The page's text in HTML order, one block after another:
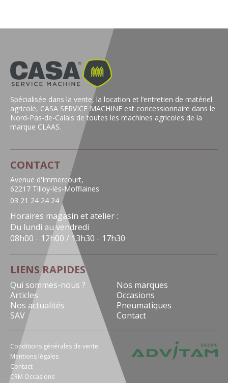
Spécialisée dans la vente, la location et l’entretien de matériel
agricole, CASA SERVICE MACHINE est concessionnaire dans le
Nord-Pas-de-Calais de toutes les machines agricoles de la
marque CLAAS.
CONTACT
Avenue d'Immercourt,
62217 Tilloy-lès-Mofflaines
03 21 24 24 24
Horaires magasin et atelier :
Du lundi au vendredi
08h00 - 12h00 / 13h30 - 17h30
LIENS RAPIDES
Qui sommes-nous ?
Nos marques
Articles
Occasions
Nos actualités
Pneumatiques
SAV
Contact
Conditions générales de vente
Mentions légales
Contact
CRM Occasions